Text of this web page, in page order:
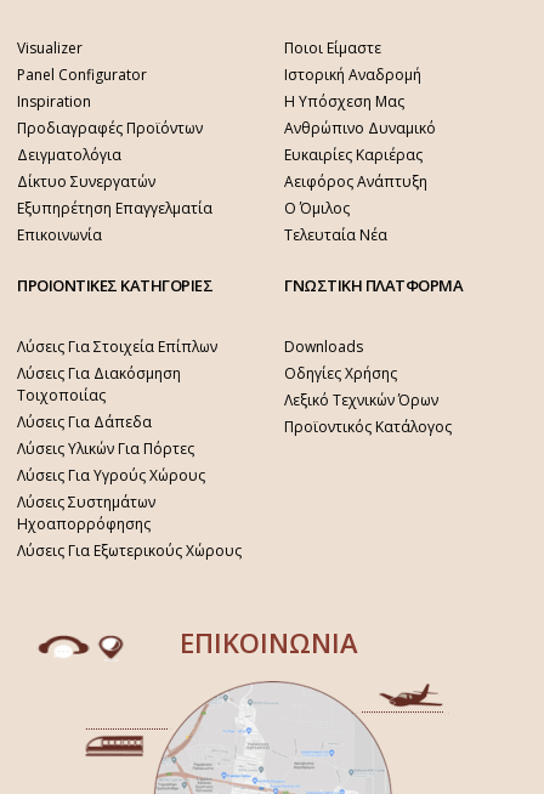
Visualizer
Panel Configurator
Inspiration
Προδιαγραφές Προϊόντων
Δειγματολόγια
Δίκτυο Συνεργατών
Εξυπηρέτηση Επαγγελματία
Επικοινωνία
Ποιοι Είμαστε
Ιστορική Αναδρομή
Η Υπόσχεση Μας
Ανθρώπινο Δυναμικό
Ευκαιρίες Καριέρας
Αειφόρος Ανάπτυξη
Ο Όμιλος
Τελευταία Νέα
ΠΡΟΙΟΝΤΙΚΕΣ ΚΑΤΗΓΟΡΙΕΣ
Λύσεις Για Στοιχεία Επίπλων
Λύσεις Για Διακόσμηση
Τοιχοποιίας
Λύσεις Για Δάπεδα
Λύσεις Υλικών Για Πόρτες
Λύσεις Για Υγρούς Χώρους
Λύσεις Συστημάτων
Ηχοαπορρόφησης
Λύσεις Για Εξωτερικούς Χώρους
ΓΝΩΣΤΙΚΗ ΠΛΑΤΦΟΡΜΑ
Downloads
Οδηγίες Χρήσης
Λεξικό Τεχνικών Όρων
Προϊοντικός Κατάλογος
ΕΠΙΚΟΙΝΩΝΙΑ